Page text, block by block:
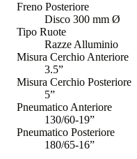
Freno Posteriore
Disco 300 mm Ø
Tipo Ruote
Razze Alluminio
Misura Cerchio Anteriore
3.5”
Misura Cerchio Posteriore
5”
Pneumatico Anteriore
130/60-19”
Pneumatico Posteriore
180/65-16”